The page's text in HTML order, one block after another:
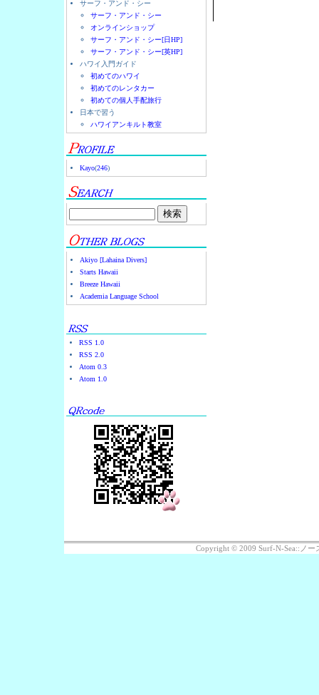
サーフ・アンド・シー
サーフ・アンド・シー
オンラインショップ
サーフ・アンド・シー[日HP]
サーフ・アンド・シー[英HP]
ハワイ入門ガイド
初めてのハワイ
初めてのレンタカー
初めての個人手配旅行
日本で習う
ハワイアンキルト教室
Kayo(246)
Akiyo [Lahaina Divers]
Starts Hawaii
Breeze Hawaii
Academia Language School
RSS 1.0
RSS 2.0
Atom 0.3
Atom 1.0
Copyright © 2009 Surf-N-Sea::ノー